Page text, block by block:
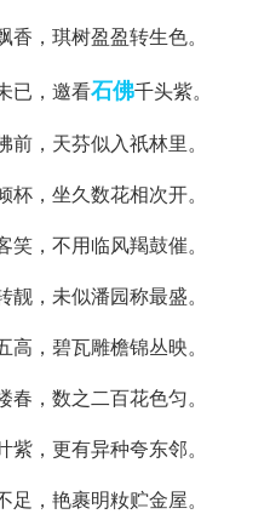
香，琪树盈盈转生色。
已，邀看石佛千头紫。
前，天芬似入祇林里。
杯，坐久数花相次开。
笑，不用临风羯鼓催。
靓，未似潘园称最盛。
高，碧瓦雕檐锦丛映。
春，数之二百花色匀。
紫，更有异种夸东邻。
足，艳裹明籹贮金屋。